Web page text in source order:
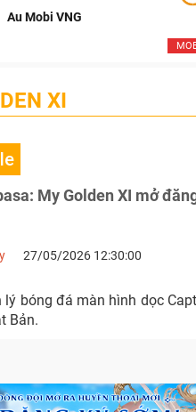
Au Mobi VNG
XI
My Golden XI mở
27/05/2026 12:30:00
lý bóng đá màn hình dọc
Bản.